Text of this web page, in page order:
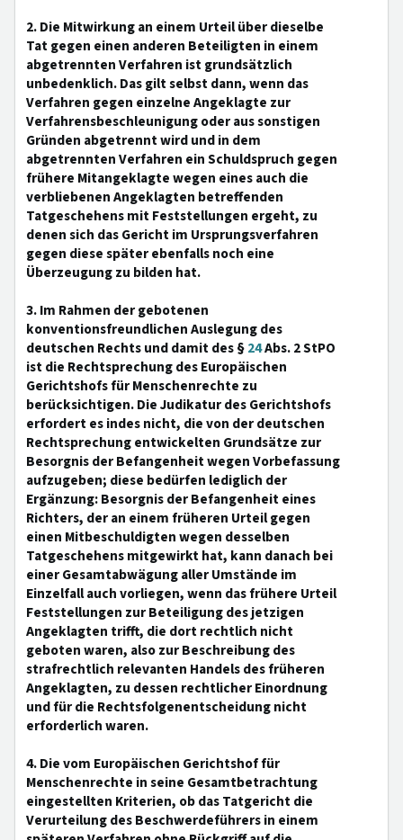
2. Die Mitwirkung an einem Urteil über dieselbe
Tat gegen einen anderen Beteiligten in einem
abgetrennten Verfahren ist grundsätzlich
unbedenklich. Das gilt selbst dann, wenn das
Verfahren gegen einzelne Angeklagte zur
Verfahrensbeschleunigung oder aus sonstigen
Gründen abgetrennt wird und in dem
abgetrennten Verfahren ein Schuldspruch gegen
frühere Mitangeklagte wegen eines auch die
verbliebenen Angeklagten betreffenden
Tatgeschehens mit Feststellungen ergeht, zu
denen sich das Gericht im Ursprungsverfahren
gegen diese später ebenfalls noch eine
Überzeugung zu bilden hat.
3. Im Rahmen der gebotenen
konventionsfreundlichen Auslegung des
deutschen Rechts und damit des §24Abs. 2 StPO
ist die Rechtsprechung des Europäischen
Gerichtshofs für Menschenrechte zu
berücksichtigen. Die Judikatur des Gerichtshofs
erfordert es indes nicht, die von der deutschen
Rechtsprechung entwickelten Grundsätze zur
Besorgnis der Befangenheit wegen Vorbefassung
aufzugeben; diese bedürfen lediglich der
Ergänzung: Besorgnis der Befangenheit eines
Richters, der an einem früheren Urteil gegen
einen Mitbeschuldigten wegen desselben
Tatgeschehens mitgewirkt hat, kann danach bei
einer Gesamtabwägung aller Umstände im
Einzelfall auch vorliegen, wenn das frühere Urteil
Feststellungen zur Beteiligung des jetzigen
Angeklagten trifft, die dort rechtlich nicht
geboten waren, also zur Beschreibung des
strafrechtlich relevanten Handels des früheren
Angeklagten, zu dessen rechtlicher Einordnung
und für die Rechtsfolgenentscheidung nicht
erforderlich waren.
4. Die vom Europäischen Gerichtshof für
Menschenrechte in seine Gesamtbetrachtung
eingestellten Kriterien, ob das Tatgericht die
Verurteilung des Beschwerdeführers in einem